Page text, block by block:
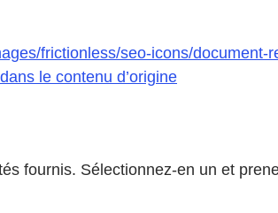
frictionless/seo-icons/
le contenu d’origine
fournis. Sélectionnez-en un et